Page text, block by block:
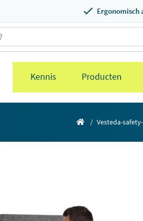
Ergonomisch
Kennis Producten
Vesteda-